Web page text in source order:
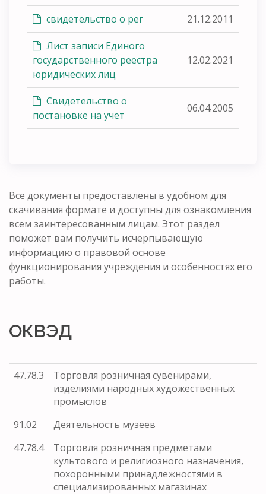
свидетельство о рег 21.12.2011
Лист записи Единого
государственного реестра
юридических лиц
12.02.2021
Свидетельство о
постановке на учет
06.04.2005
Все документы предоставлены в удобном для
скачивания формате и доступны для ознакомления
всем заинтересованным лицам. Этот раздел
поможет вам получить исчерпывающую
информацию о правовой основе
функционирования учреждения и особенностях его
работы.
ОКВЭД
47.78.3
Торговля розничная сувенирами,
изделиями народных художественных
промыслов
91.02
Деятельность музеев
47.78.4
Торговля розничная предметами
культового и религиозного назначения,
похоронными принадлежностями в
специализированных магазинах